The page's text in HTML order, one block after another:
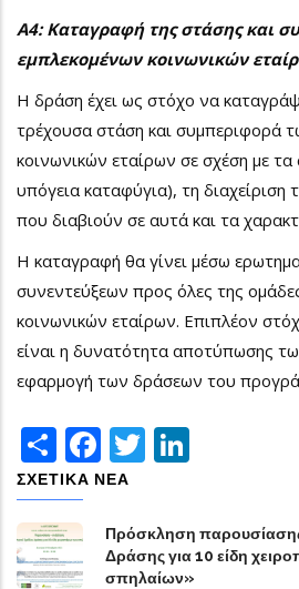
Α4: Καταγραφή της στάσης και
εμπλεκομένων κοινωνικών
Η δράση έχει ως στόχο να
τρέχουσα στάση και συμπεριφορά
κοινωνικών εταίρων σε σχέση με τα
υπόγεια καταφύγια), τη διαχείριση
που διαβιούν σε αυτά και τα
Η καταγραφή θα γίνει μέσω
συνεντεύξεων προς όλες της
κοινωνικών εταίρων. Επιπλέον
είναι η δυνατότητα αποτύπωσης
εφαρμογή των δράσεων του
ShareFacebook
Twitter
ΣΧΕΤΙΚΑ ΝΕΑ
Πρόσκληση
Δράσης για 10 είδη
σπηλαίων»